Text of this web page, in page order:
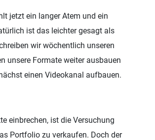
jetzt ein langer Atem und ein
ist das leichter gesagt als
wir wöchentlich unseren
unsere Formate weiter ausbauen
einen Videokanal aufbauen.
einbrechen, ist die Versuchung
Portfolio zu verkaufen. Doch der